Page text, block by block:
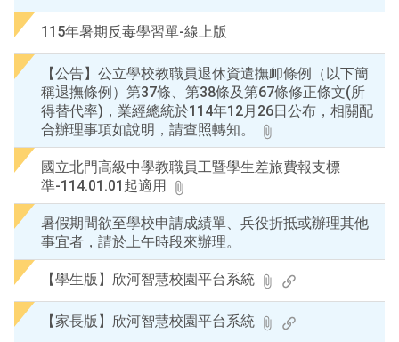
115年暑期反毒學習單-線上版
【公告】公立學校教職員退休資遣撫卹條例（以下簡
稱退撫條例）第37條、第38條及第67條修正條文(所
得替代率)，業經總統於114年12月26日公布，相關配
合辦理事項如說明，請查照轉知。
國立北門高級中學教職員工暨學生差旅費報支標
準-114.01.01起適用
暑假期間欲至學校申請成績單、兵役折抵或辦理其他
事宜者，請於上午時段來辦理。
【學生版】欣河智慧校園平台系統
【家長版】欣河智慧校園平台系統